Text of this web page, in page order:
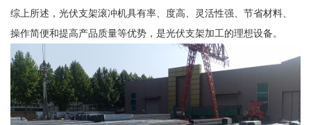
综上所述，光伏支架滚冲机具有率、度高、灵活性强、节省材料、
操作简便和提高产品质量等优势，是光伏支架加工的理想设备。